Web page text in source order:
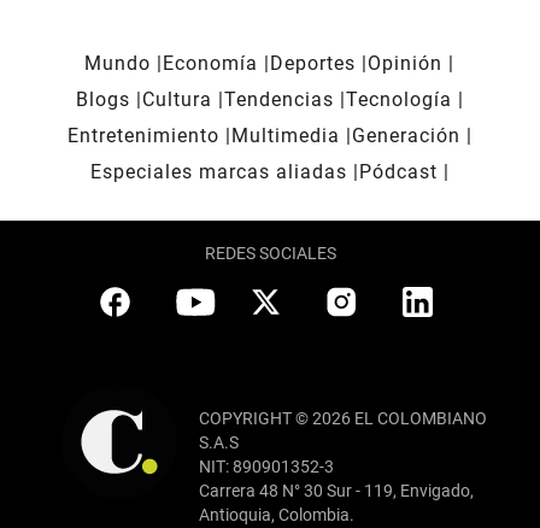
Mundo Economía Deportes
Opinión
Blogs
Cultura Tendencias Tecnología
Entretenimiento
Multimedia
Generación
Especiales marcas aliadas
Pódcast
REDES SOCIALES
COPYRIGHT © 2026 EL COLOMBIANO
S.A.S
NIT: 890901352-3
Carrera 48 N° 30 Sur - 119, Envigado,
Antioquia, Colombia.